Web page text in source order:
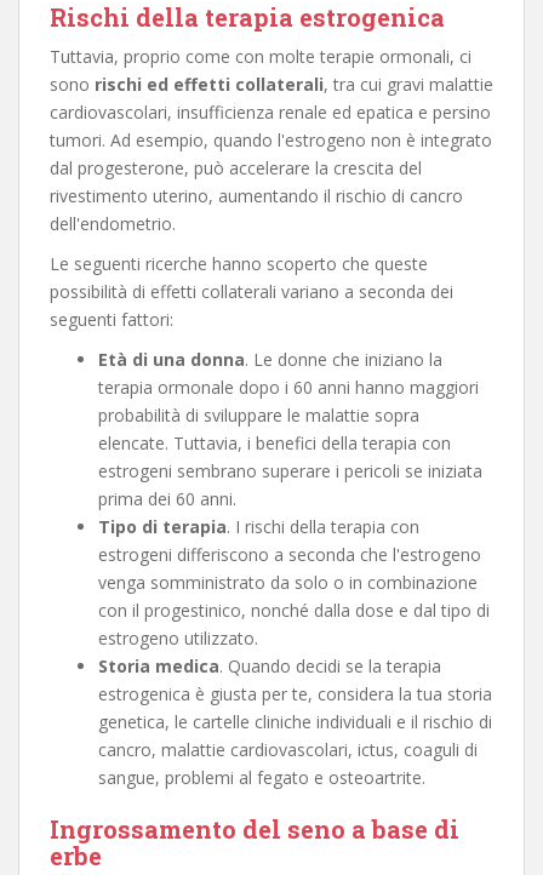
Rischi della terapia estrogenica
Tuttavia, proprio come con molte terapie ormonali, ci
sono rischi ed effetti collaterali, tra cui gravi malattie
cardiovascolari, insufficienza renale ed epatica e persino
tumori. Ad esempio, quando l'estrogeno non è integrato
dal progesterone, può accelerare la crescita del
rivestimento uterino, aumentando il rischio di cancro
dell'endometrio.
Le seguenti ricerche hanno scoperto che queste
possibilità di effetti collaterali variano a seconda dei
seguenti fattori:
Età di una donna. Le donne che iniziano la
terapia ormonale dopo i 60 anni hanno maggiori
probabilità di sviluppare le malattie sopra
elencate. Tuttavia, i benefici della terapia con
estrogeni sembrano superare i pericoli se iniziata
prima dei 60 anni.
Tipo di terapia. I rischi della terapia con
estrogeni differiscono a seconda che l'estrogeno
venga somministrato da solo o in combinazione
con il progestinico, nonché dalla dose e dal tipo di
estrogeno utilizzato.
Storia medica. Quando decidi se la terapia
estrogenica è giusta per te, considera la tua storia
genetica, le cartelle cliniche individuali e il rischio di
cancro, malattie cardiovascolari, ictus, coaguli di
sangue, problemi al fegato e osteoartrite.
Ingrossamento del seno a base di
erbe